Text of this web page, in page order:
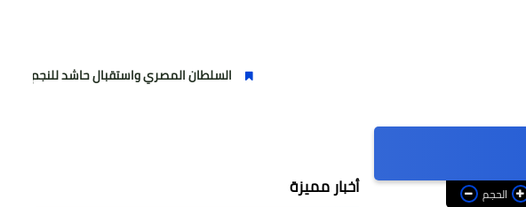
السلطان المصري واستقبال حاشد للنجم المصري
الحجم أخبار مميزة